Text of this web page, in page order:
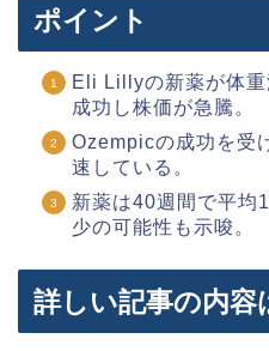
ポイント
Eli Lillyの新薬が体重
成功し株価が急騰。
Ozempicの成功を受
速している。
新薬は40週間で平均
少の可能性も示唆。
詳しい記事の内容